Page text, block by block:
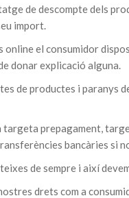
de descompte dels
import.
online el consumidor
donar explicació alguna.
de productes i paranys
targeta prepagament,
bancàries si
de sempre i així
drets com a